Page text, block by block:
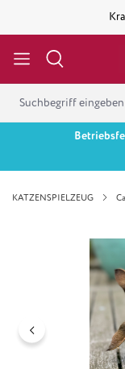
KATZENSPIELZEUG
Bildergalerie